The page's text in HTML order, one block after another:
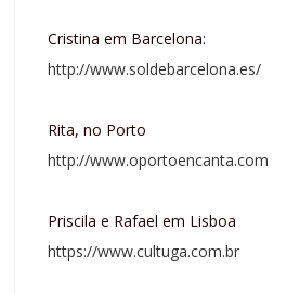
Cristina em Barcelona:
http://www.soldebarcelona.es/
Rita, no Porto
http://www.oportoencanta.com
Priscila e Rafael em Lisboa
https://www.cultuga.com.br